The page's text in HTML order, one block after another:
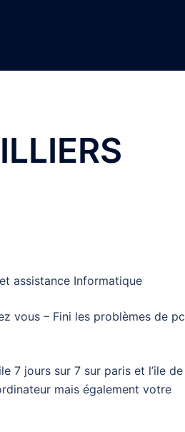
assistance Informatique
vous – Fini les problèmes de pc
7 jours sur 7 sur paris et l’ile de
mais également votre